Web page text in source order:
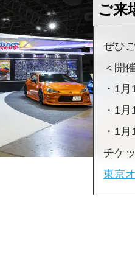
ご来
ぜひ
＜開
・1
・1
・1
チケ
東京